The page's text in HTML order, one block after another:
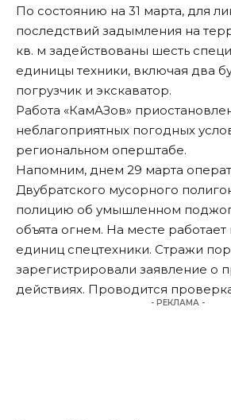
По состоянию на 31 марта, для
последствий задымления на
кв. м задействованы шесть
единицы техники, включая два
погрузчик и экскаватор.
Работа «КамАЗов»
неблагоприятных погодных
региональном оперштабе.
Напомним, днем 29 марта
Двубратского мусорного
полицию об умышленном
объята огнем. На месте работает
единиц спецтехники. Стражи
зарегистрировали заявление о
действиях. Проводится
- РЕКЛАМА -